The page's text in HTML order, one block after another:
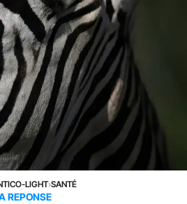
LIGHT›SANTÉ
REPONSE